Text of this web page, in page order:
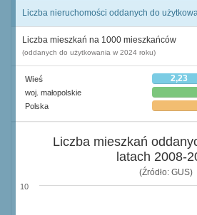
Liczba nieruchomości oddanych do
Liczba mieszkań na 1000 mieszkańców
(oddanych do użytkowania w 2024 roku)
Wieś 2,23
woj. małopolskie
Polska
Liczba mieszkań
latach 2008-
(Źródło: GUS)
10